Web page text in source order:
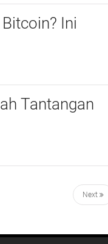
Ini
Tantangan
Next